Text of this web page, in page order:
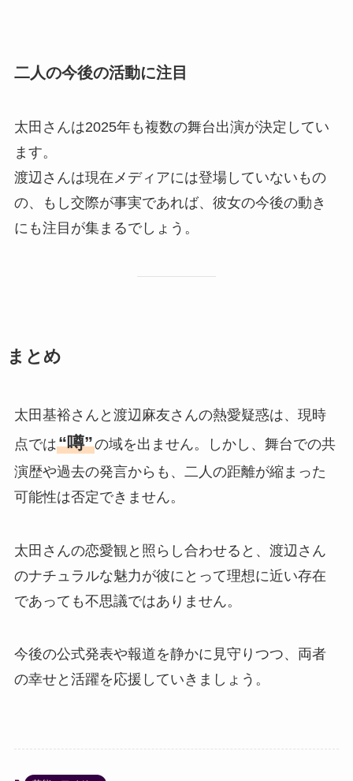
二人の今後の活動に注目
太田さんは2025年も複数の舞台出演が決定してい
ます。
渡辺さんは現在メディアには登場していないもの
の、もし交際が事実であれば、彼女の今後の動き
にも注目が集まるでしょう。
まとめ
太田基裕さんと渡辺麻友さんの熱愛疑惑は、現時
点では“噂”の域を出ません。しかし、舞台での共
演歴や過去の発言からも、二人の距離が縮まった
可能性は否定できません。
太田さんの恋愛観と照らし合わせると、渡辺さん
のナチュラルな魅力が彼にとって理想に近い存在
であっても不思議ではありません。
今後の公式発表や報道を静かに見守りつつ、両者
の幸せと活躍を応援していきましょう。